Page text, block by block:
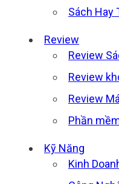
Sách Hay
Review
Review
Review
Review
Phần
Kỹ Năng
Kinh